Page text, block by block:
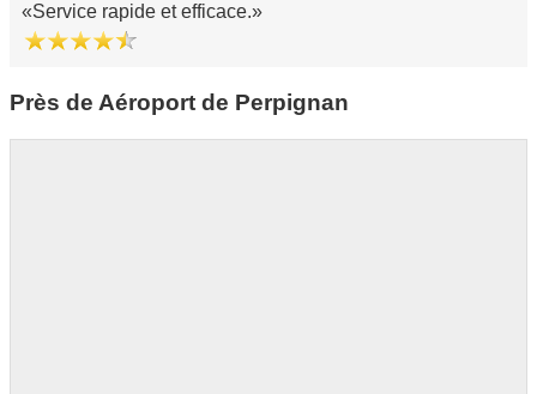
Service rapide et efficace.
Près de Aéroport de Perpignan